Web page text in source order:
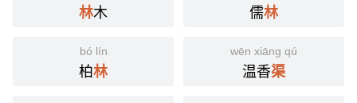
林木 儒林
bó lín
柏林
wēn xiāng qú
温香渠